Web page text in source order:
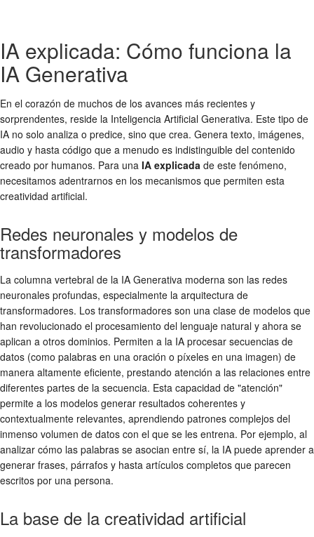
IA explicada: Cómo funciona la
IA Generativa
En el corazón de muchos de los avances más recientes y
sorprendentes, reside la Inteligencia Artificial Generativa. Este tipo de
IA no solo analiza o predice, sino que crea. Genera texto, imágenes,
audio y hasta código que a menudo es indistinguible del contenido
creado por humanos. Para una IA explicada de este fenómeno,
necesitamos adentrarnos en los mecanismos que permiten esta
creatividad artificial.
Redes neuronales y modelos de
transformadores
La columna vertebral de la IA Generativa moderna son las redes
neuronales profundas, especialmente la arquitectura de
transformadores. Los transformadores son una clase de modelos que
han revolucionado el procesamiento del lenguaje natural y ahora se
aplican a otros dominios. Permiten a la IA procesar secuencias de
datos (como palabras en una oración o píxeles en una imagen) de
manera altamente eficiente, prestando atención a las relaciones entre
diferentes partes de la secuencia. Esta capacidad de "atención"
permite a los modelos generar resultados coherentes y
contextualmente relevantes, aprendiendo patrones complejos del
inmenso volumen de datos con el que se les entrena. Por ejemplo, al
analizar cómo las palabras se asocian entre sí, la IA puede aprender a
generar frases, párrafos y hasta artículos completos que parecen
escritos por una persona.
La base de la creatividad artificial